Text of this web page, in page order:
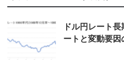
ドル円レート
ートと変動要因